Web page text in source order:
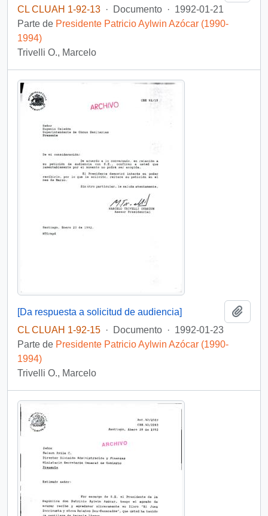
CL CLUAH 1-92-13 · Documento · 1992-01-21
Parte de Presidente Patricio Aylwin Azócar (1990-
1994)
Trivelli O., Marcelo
[Da respuesta a solicitud de audiencia]
CL CLUAH 1-92-15 · Documento · 1992-01-23
Parte de Presidente Patricio Aylwin Azócar (1990-
1994)
Trivelli O., Marcelo